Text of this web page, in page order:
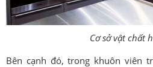
Cơ sở vật chất
Bên cạnh đó, trong khuôn viên